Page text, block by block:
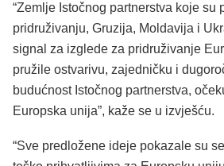
“Zemlje Istočnog partnerstva koje su
pridruživanju, Gruzija, Moldavija i
signal za izglede za pridruživanje
pružile ostvarivu, zajedničku i
budućnost Istočnog partnerstva,
Europska unija”, kaže se u izvješću.
“Sve predložene ideje pokazale su